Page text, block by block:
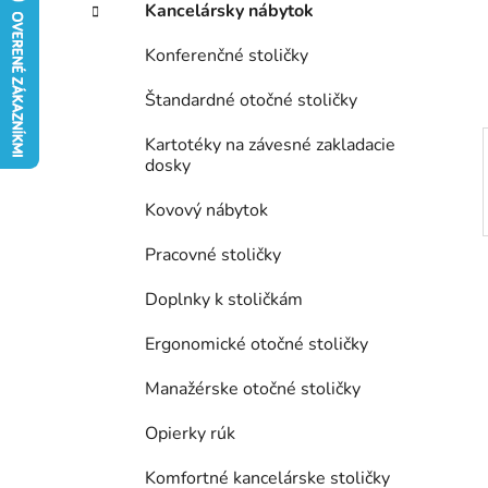
e
Kancelársky nábytok
Konferenčné stoličky
Štandardné otočné stoličky
Kartotéky na závesné zakladacie
dosky
Kovový nábytok
Pracovné stoličky
Doplnky k stoličkám
Ergonomické otočné stoličky
Manažérske otočné stoličky
Opierky rúk
Komfortné kancelárske stoličky